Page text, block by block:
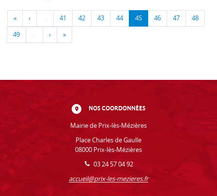
« ‹ … 41 42 43 44 45 46 47 48
49 … › »
NOS COORDONNÉES
Mairie de Prix-lès-Mézières
Place Charles de Gaulle
08000 Prix-lès-Mézières
03 24 57 04 92
accueil@prix-les-mezieres.fr